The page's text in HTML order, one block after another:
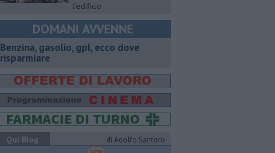
l’edificio
DOMANI AVVENNE
​Benzina, gasolio, gpl, ecco dove
risparmiare
Qui Blog
di Adolfo Santoro